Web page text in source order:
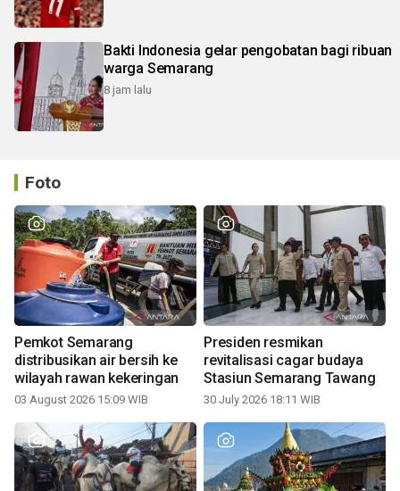
Bakti Indonesia gelar pengobatan bagi ribuan
warga Semarang
8 jam lalu
Foto
Pemkot Semarang
distribusikan air bersih ke
wilayah rawan kekeringan
03 August 2026 15:09 WIB
Presiden resmikan
revitalisasi cagar budaya
Stasiun Semarang Tawang
30 July 2026 18:11 WIB